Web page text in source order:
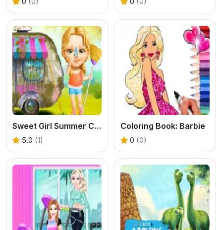
Sweet Girl Summer Camp
5.0 (1)
Coloring Book: Barbie
0 (0)